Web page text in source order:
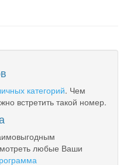
категорий. Чем
встретить такой номер.
любые Ваши